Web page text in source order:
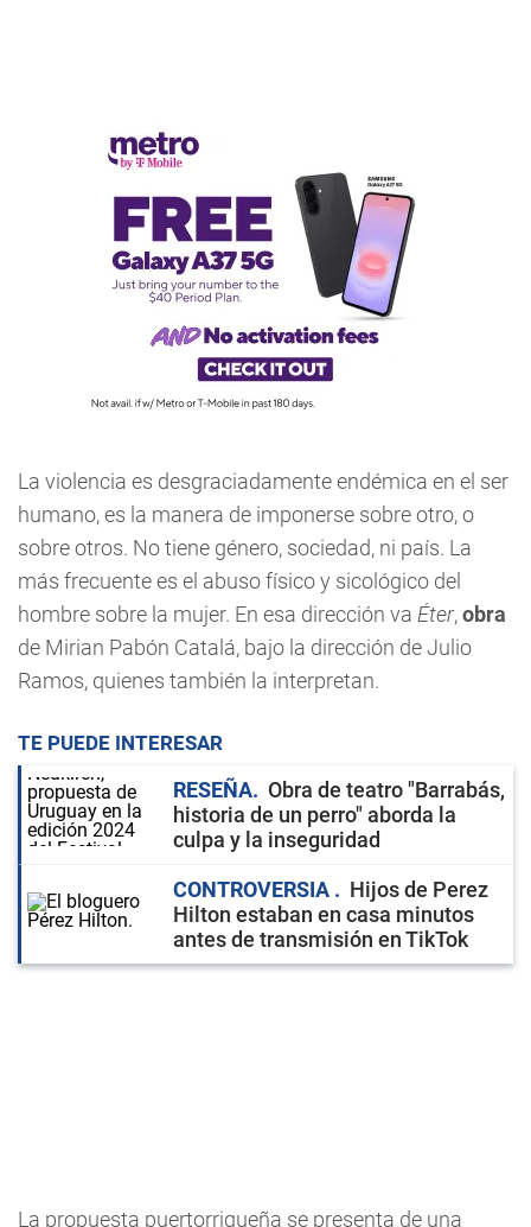
La violencia es desgraciadamente endémica en el ser
humano, es la manera de imponerse sobre otro, o
sobre otros. No tiene género, sociedad, ni país. La
más frecuente es el abuso físico y sicológico del
hombre sobre la mujer. En esa dirección va Éter,obra
de Mirian Pabón Catalá, bajo la dirección de Julio
Ramos, quienes también la interpretan.
TE PUEDE INTERESAR
RESEÑA
Obra de teatro "Barrabás,
historia de un perro" aborda la
culpa y la inseguridad
CONTROVERSIA
Hijos de Perez
Hilton estaban en casa minutos
antes de transmisión en TikTok
La propuesta puertorriqueña se presenta de una